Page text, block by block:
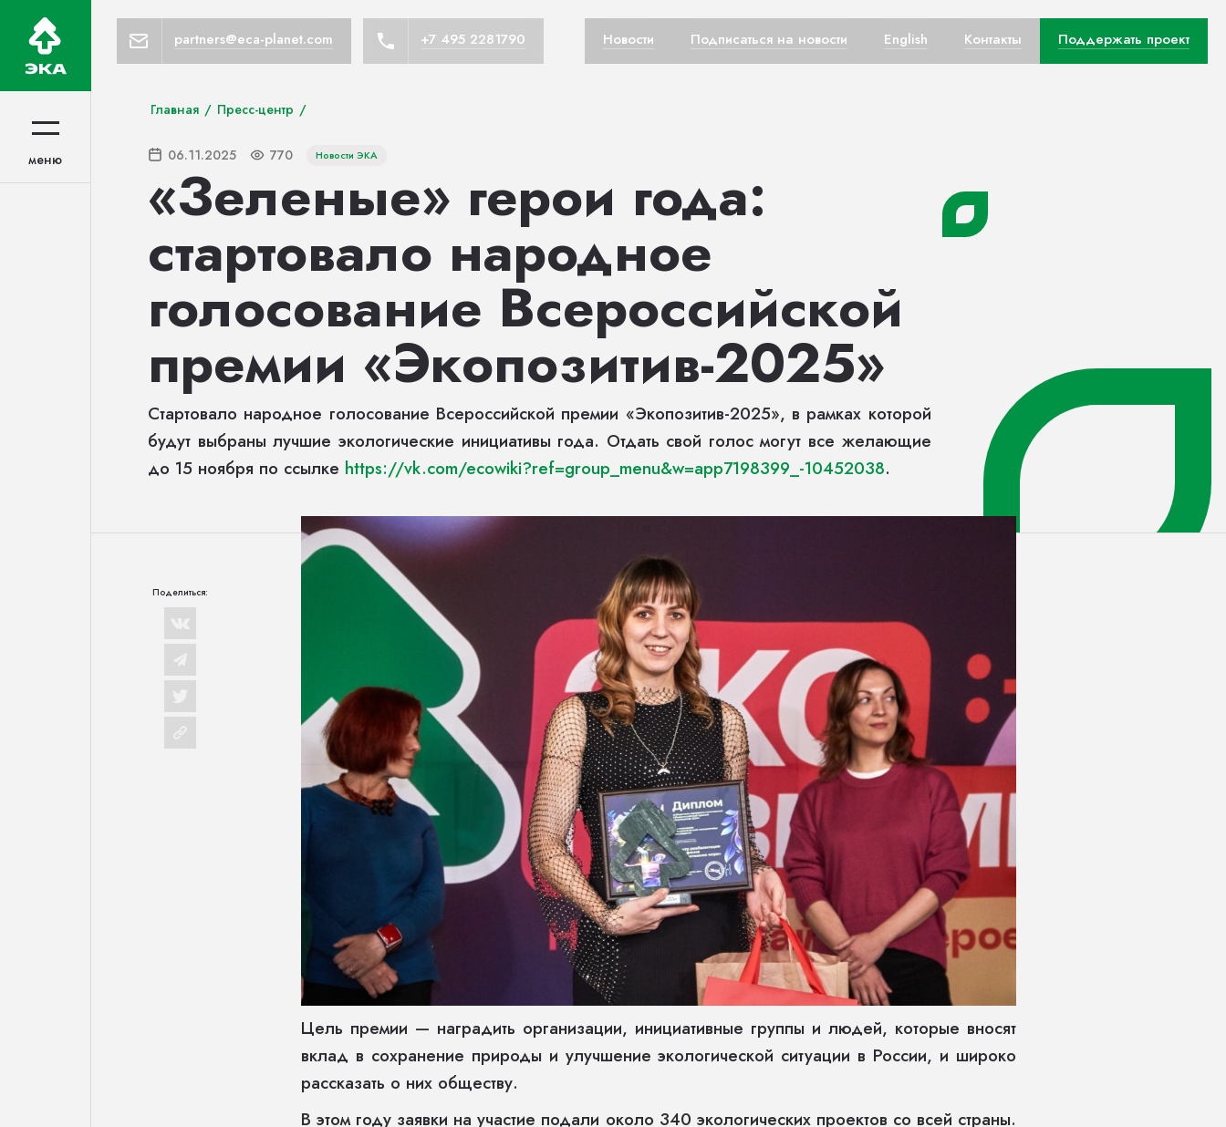
partners@eca-planet.com +7 495 2281790 Новости Подписаться на новости English Контакты Поддержать проект
меню
меню
Главная / Пресс-центр /
06.11.2025 770 Новости ЭКА
«Зеленые» герои года:
стартовало народное
голосование Всероссийской
премии «Экопозитив-2025»
Стартовало народное голосование Всероссийской премии «Экопозитив-2025», в рамках которой
будут выбраны лучшие экологические инициативы года. Отдать свой голос могут все желающие
до 15 ноября по ссылке https://vk.com/ecowiki?ref=group_menu&w=app7198399_-10452038.
Поделиться:
Цель премии — наградить организации, инициативные группы и людей, которые вносят
вклад в сохранение природы и улучшение экологической ситуации в России, и широко
рассказать о них обществу.
В этом году заявки на участие подали около 340 экологических проектов со всей страны.